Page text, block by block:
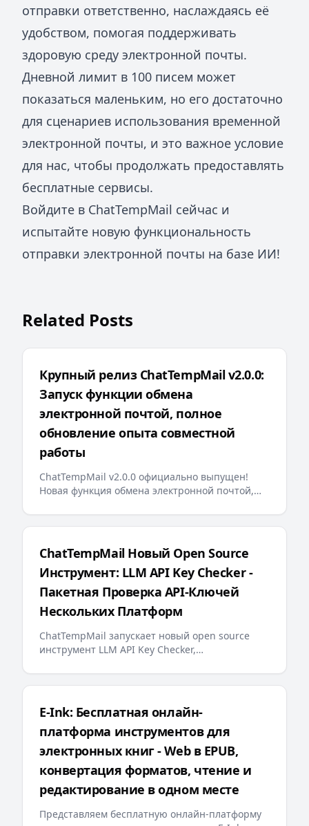
отправки ответственно, наслаждаясь её
удобством, помогая поддерживать
здоровую среду электронной почты.
Дневной лимит в 100 писем может
показаться маленьким, но его достаточно
для сценариев использования временной
электронной почты, и это важное условие
для нас, чтобы продолжать предоставлять
бесплатные сервисы.
Войдите в ChatTempMail сейчас и
испытайте новую функциональность
отправки электронной почты на базе ИИ!
Related Posts
Крупный релиз ChatTempMail v2.0.0:
Запуск функции обмена
электронной почтой, полное
обновление опыта совместной
работы
ChatTempMail v2.0.0 официально выпущен!
Новая функция обмена электронной почтой,
электронной почты, многоязычные сообщения
другие важные обновления предоставляют
пользователям более интеллектуальный и
удобный опыт работы с временной
электронной почтой
ChatTempMail Новый Open Source
Инструмент: LLM API Key Checker -
Пакетная Проверка API-Ключей
Нескольких Платформ
ChatTempMail запускает новый open source
инструмент LLM API Key Checker,
ключей для более чем 10 крупных LLM-
прогресса в реальном времени, предоставляя
разработчикам эффективное решение для
управления API-ключами
E-Ink: Бесплатная онлайн-
платформа инструментов для
электронных книг - Web в EPUB,
конвертация форматов, чтение и
редактирование в одном месте
Представляем бесплатную онлайн-платформу